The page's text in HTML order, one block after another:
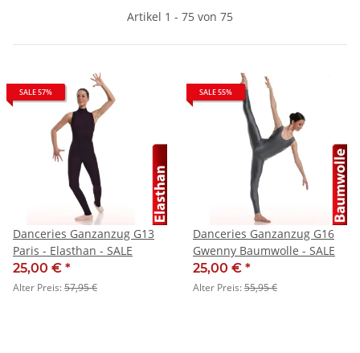
Artikel 1 - 75 von 75
SALE 57%
Danceries Ganzanzug G13
Paris - Elasthan - SALE
25,00 € *
Alter Preis:57,95 €
SALE 55%
Danceries Ganzanzug G16
Gwenny Baumwolle - SALE
25,00 € *
Alter Preis:55,95 €